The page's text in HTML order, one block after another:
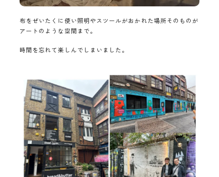
布をぜいたくに使い照明やスツールがおかれた場所そのものが
アートのような空間まで。
時間を忘れて楽しんでしまいました。